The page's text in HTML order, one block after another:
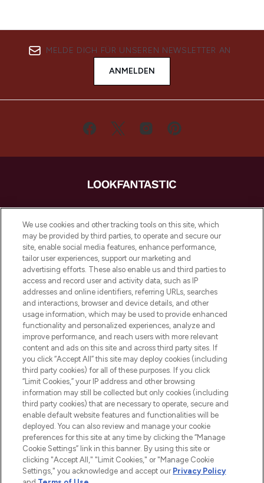
MELDE DICH FÜR UNSEREN NEWSLETTER AN
ANMELDEN
LOOKFANTASTIC ist Europas ultimativer
Beauty-Onlineshop mit den besten
Produkten aus Haut- und Haarpflege
sowie Make-Up von über 200
renommierten Marken. Shoppe online
oder über die App mit kostenloser
Lieferung ab einem Einkaufswert von 30€.
Cookie-Einwilligung
Do Not Sell or Share My Personal
Information
HILFE & INFORMATION
IMPRESSUM
ÜBER LOOKFANTASTIC
We use cookies and other tracking tools on this site, which
may be provided by third parties, to operate and secure our
site, enable social media features, enhance performance,
tailor user experiences, support our marketing and
advertising efforts. These also enable us and third parties to
access and record user and activity data, such as IP
addresses and online identifiers, referring URLs, searches
and interactions, browser and device details, and other
usage information, which may be used to provide enhanced
functionality and personalized experiences, analyze and
improve performance, and reach users with more relevant
content and ads on this site and across third party sites. If
you click “Accept All” this site may deploy cookies (including
third party cookies) for all of these purposes. If you click
“Limit Cookies,” your IP address and other browsing
information may still be collected but only cookies (including
third party cookies) that are necessary to operate, secure and
enable default website features and functionalities will be
deployed. You can also review and manage your cookie
preferences for this site at any time by clicking the “Manage
Cookie Settings” link in this banner. By using this site or
clicking "Accept All," "Limit Cookies," or "Manage Cookie
Settings," you acknowledge and accept our Privacy Policy